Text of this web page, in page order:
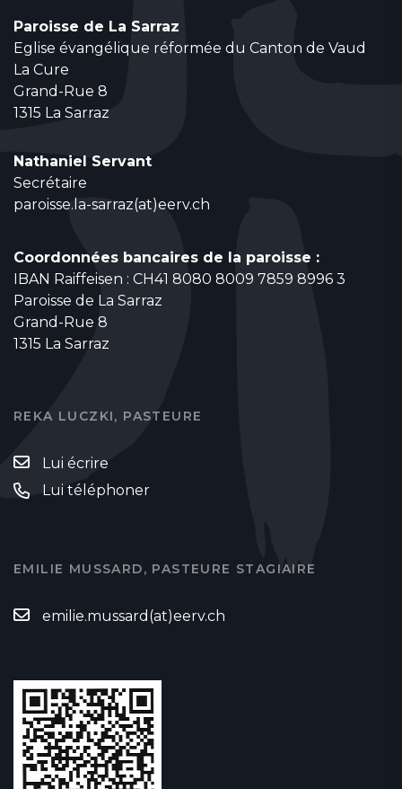
Paroisse de La Sarraz
Eglise évangélique réformée du Canton de Vaud
La Cure
Grand-Rue 8
1315 La Sarraz
Nathaniel Servant
Secrétaire
paroisse.la-sarraz(at)eerv.ch
Coordonnées bancaires de la paroisse :
IBAN Raiffeisen : CH41 8080 8009 7859 8996 3
Paroisse de La Sarraz
Grand-Rue 8
1315 La Sarraz
REKA LUCZKI, PASTEURE
Lui écrire
Lui téléphoner
EMILIE MUSSARD, PASTEURE STAGIAIRE
emilie.mussard(at)eerv.ch